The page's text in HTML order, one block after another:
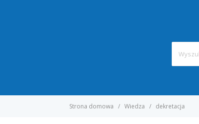
Strona domowa Wiedza dekretacja